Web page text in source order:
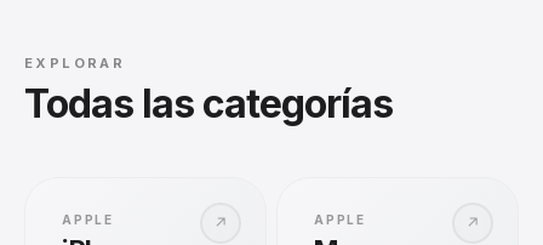
EXPLORAR
Todas las categorías
↗
APPLE ↗
APPLE